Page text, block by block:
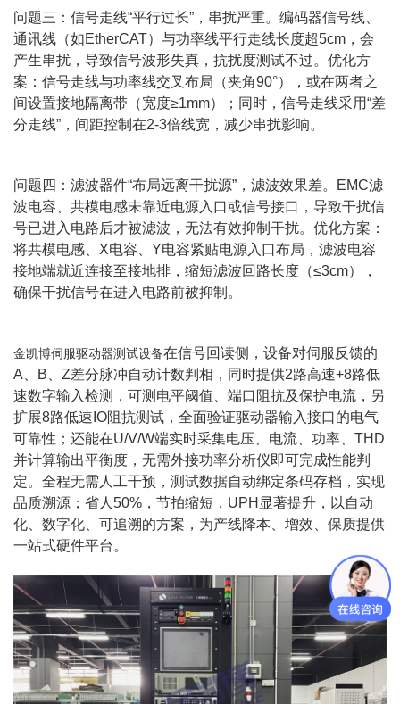
问题三：信号走线“平行过长”，串扰严重。编码器信号线、
通讯线（如EtherCAT）与功率线平行走线长度超5cm，会
产生串扰，导致信号波形失真，抗扰度测试不过。优化方
案：信号走线与功率线交叉布局（夹角90°），或在两者之
间设置接地隔离带（宽度≥1mm）；同时，信号走线采用“差
分走线”，间距控制在2-3倍线宽，减少串扰影响。
问题四：滤波器件“布局远离干扰源”，滤波效果差。EMC滤
波电容、共模电感未靠近电源入口或信号接口，导致干扰信
号已进入电路后才被滤波，无法有效抑制干扰。优化方案：
将共模电感、X电容、Y电容紧贴电源入口布局，滤波电容
接地端就近连接至接地排，缩短滤波回路长度（≤3cm），
确保干扰信号在进入电路前被抑制。
金凯博伺服驱动器测试设备在信号回读侧，设备对伺服反馈的
A、B、Z差分脉冲自动计数判相，同时提供2路高速+8路低
速数字输入检测，可测电平阈值、端口阻抗及保护电流，另
扩展8路低速IO阻抗测试，全面验证驱动器输入接口的电气
可靠性；还能在U/V/W端实时采集电压、电流、功率、THD
并计算输出平衡度，无需外接功率分析仪即可完成性能判
定。全程无需人工干预，测试数据自动绑定条码存档，实现
品质溯源；省人50%，节拍缩短，UPH显著提升，以自动
化、数字化、可追溯的方案，为产线降本、增效、保质提供
一站式硬件平台。